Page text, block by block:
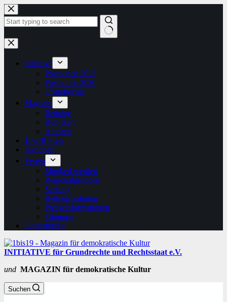
Zum
Inhalt
springen
Keine
Ergebnisse
Initiative
Positionen 2023
Positionen 2020
Grundrechte
Magazin
Beiträge
Rubriken
Autoren
1bis19-Preis
Aktionen
Verein
Mitglied werden
Regionalgruppen
Satzung
Beitragsordnung
Presseinformationen
Stimmen
Unterstützen
INITIATIVE für Grundrechte und Rechtsstaat e.V.
und MAGAZIN für demokratische Kultur
Suchen